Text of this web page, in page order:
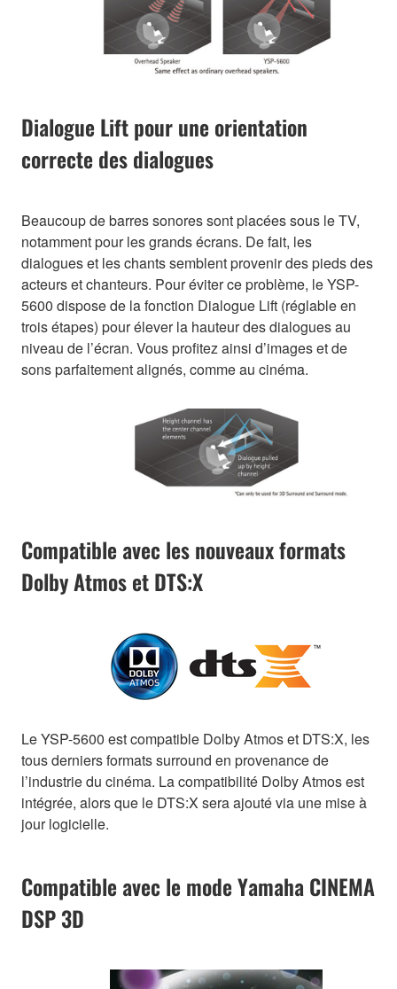
Dialogue Lift pour une orientation
correcte des dialogues
Beaucoup de barres sonores sont placées sous le TV,
notamment pour les grands écrans. De fait, les
dialogues et les chants semblent provenir des pieds des
acteurs et chanteurs. Pour éviter ce problème, le YSP-
5600 dispose de la fonction Dialogue Lift (réglable en
trois étapes) pour élever la hauteur des dialogues au
niveau de l’écran. Vous profitez ainsi d’images et de
sons parfaitement alignés, comme au cinéma.
Compatible avec les nouveaux formats
Dolby Atmos et DTS:X
Le YSP-5600 est compatible Dolby Atmos et DTS:X, les
tous derniers formats surround en provenance de
l’industrie du cinéma. La compatibilité Dolby Atmos est
intégrée, alors que le DTS:X sera ajouté via une mise à
jour logicielle.
Compatible avec le mode Yamaha CINEMA
DSP 3D